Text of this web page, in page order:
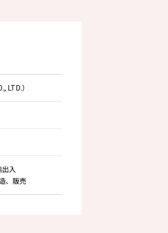
LTD.）
入
、販売